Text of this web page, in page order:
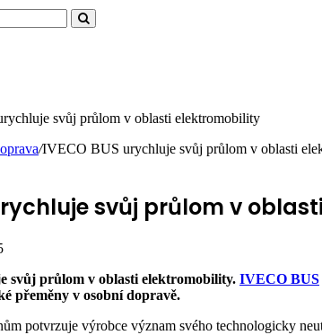
Vyhledávání
/IVECO BUS urychluje svůj průlom v oblasti
svůj průlom v
svůj průlom v oblasti elektromobility. IVECO BUS
přeměny v osobní dopravě.
potvrzuje výrobce význam svého technologicky